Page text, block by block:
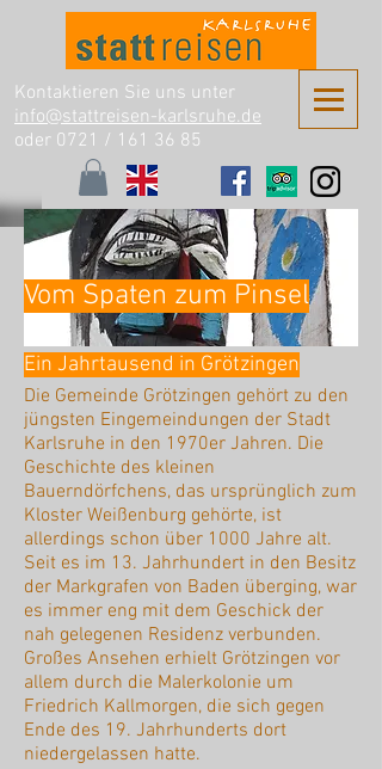
Kontaktieren Sie uns unter
info@stattreisen-karlsruhe.de
oder 0721 / 161 36 85
Vom Spaten zum Pinsel
Ein Jahrtausend in Grötzingen
Die Gemeinde Grötzingen gehört zu den
jüngsten Eingemeindungen der Stadt
Karlsruhe in den 1970er Jahren. Die
Geschichte des kleinen
Bauerndörfchens, das ursprünglich zum
Kloster Weißenburg gehörte, ist
allerdings schon über 1000 Jahre alt.
Seit es im 13. Jahrhundert in den Besitz
der Markgrafen von Baden überging, war
es immer eng mit dem Geschick der
nah gelegenen Residenz verbunden.
Großes Ansehen erhielt Grötzingen vor
allem durch die Malerkolonie um
Friedrich Kallmorgen, die sich gegen
Ende des 19. Jahrhunderts dort
niedergelassen hatte.